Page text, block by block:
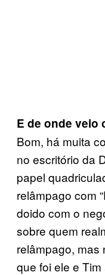
E de onde veio
Bom, há muita
no escritório da
papel
relâmpago com
doido com o
sobre quem
relâmpago,
que foi ele e